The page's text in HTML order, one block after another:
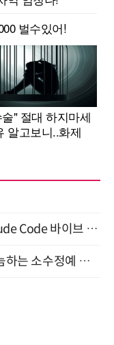
"모든 담당자(비개발자)를 위한 Claude Code 바이브 코딩 2-day 부트캠프" 9월 16~17일 개최
글로벌 트렌드를 읽고, 내 역할을 가늠하는 소수정예 실습 워크숍 (8/28)